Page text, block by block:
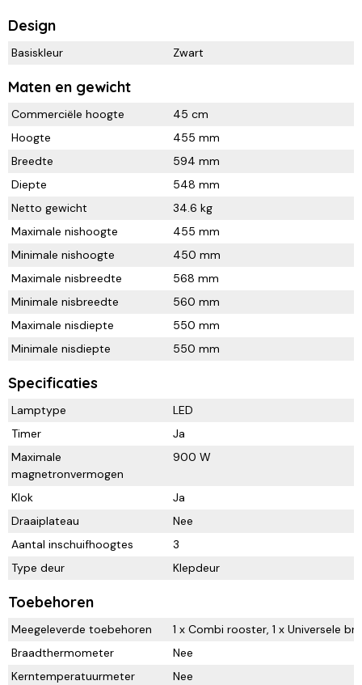
Design
Basiskleur Zwart
Maten en gewicht
Commerciële hoogte
45 cm
Hoogte
455 mm
Breedte
594 mm
Diepte
548 mm
Netto gewicht
34.6 kg
Maximale nishoogte
455 mm
Minimale nishoogte
450 mm
Maximale nisbreedte
568 mm
Minimale nisbreedte
560 mm
Maximale nisdiepte
550 mm
Minimale nisdiepte
550 mm
Specificaties
Lamptype
LED
Timer
Ja
Maximale
magnetronvermogen
900 W
Klok
Ja
Draaiplateau
Nee
Aantal inschuifhoogtes
3
Type deur
Klepdeur
Toebehoren
Meegeleverde toebehoren
1 x Combi rooster, 1 x Universele
Braadthermometer
Nee
Kerntemperatuurmeter
Nee